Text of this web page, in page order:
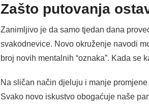
Zašto putovanja
Zanimljivo je da samo tjedan dana
svakodnevice. Novo okruženje navodi
broj novih mentalnih “oznaka”. Kada
Na sličan način djeluju i manje
Svako novo iskustvo obogaćuje naše